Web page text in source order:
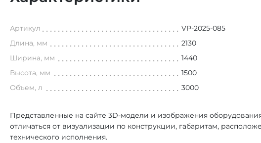
Артикул
VP-2025-085
Длина, мм
2130
Ширина, мм
1440
Высота, мм
1500
Объем, л
3000
Представленные на сайте 3D-модели и изображения
отличаться от визуализации по конструкции, габаритам,
технического исполнения.